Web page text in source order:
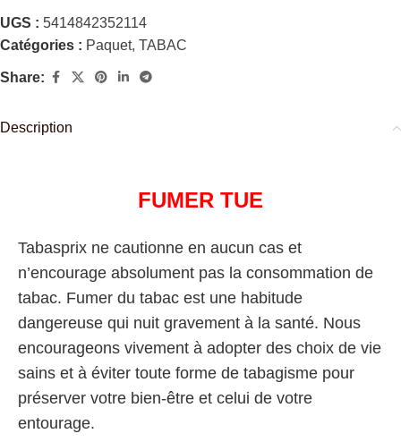
UGS : 5414842352114
Catégories : Paquet, TABAC
Share:
Description
FUMER TUE
Tabasprix ne cautionne en aucun cas et
n’encourage absolument pas la consommation de
tabac. Fumer du tabac est une habitude
dangereuse qui nuit gravement à la santé. Nous
encourageons vivement à adopter des choix de vie
sains et à éviter toute forme de tabagisme pour
préserver votre bien-être et celui de votre
entourage.